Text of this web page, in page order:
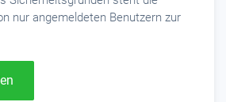
nur angemeldeten Benutzern zur